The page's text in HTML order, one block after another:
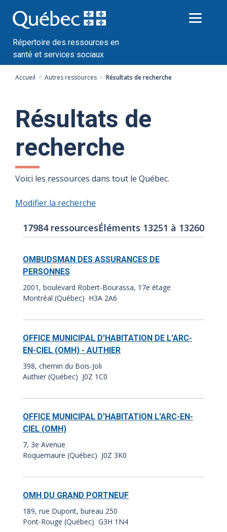
au
contenu
Répertoire des ressources en
santé et services sociaux
Accueil Autres ressources Résultats de recherche
Résultats de
recherche
Voici les ressources dans tout le Québec.
Modifier la recherche
Nombre
de
résultats
:
17984 ressources
Index
des
résultats:
Éléments 13251 à 13260
OMBUDSMAN DES ASSURANCES DE
PERSONNES
2001, boulevard Robert-Bourassa, 17e étage
Montréal (Québec) H3A 2A6
OFFICE MUNICIPAL D'HABITATION DE L'ARC-
EN-CIEL (OMH) - AUTHIER
398, chemin du Bois-Joli
Authier (Québec) J0Z 1C0
OFFICE MUNICIPAL D'HABITATION L'ARC-EN-
CIEL (OMH)
7, 3e Avenue
Roquemaure (Québec) J0Z 3K0
OMH DU GRAND PORTNEUF
189, rue Dupont, bureau 250
Pont-Rouge (Québec) G3H 1N4